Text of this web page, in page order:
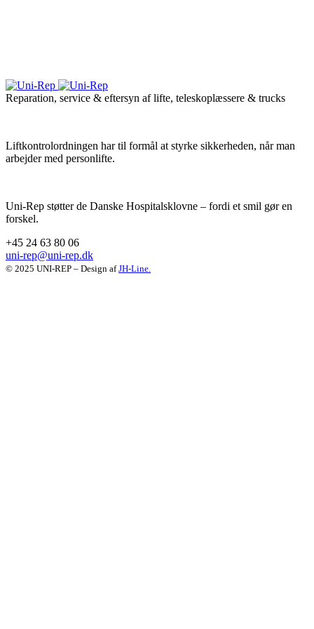
Reparation, service & eftersyn af lifte, teleskoplæssere & trucks
Liftkontrolordningen har til formål at styrke sikkerheden, når man
arbejder med personlifte.
Uni-Rep støtter de Danske Hospitalsklovne – fordi et smil gør en
forskel.
+45 24 63 80 06
uni-rep@uni-rep.dk
© 2025 UNI-REP – Design afJH-Line.